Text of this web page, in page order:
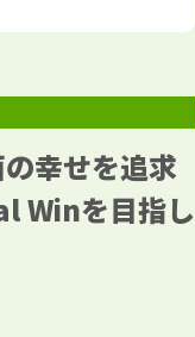
幸せを追求
Winを目指し